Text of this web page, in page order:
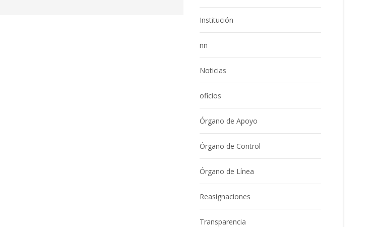
Institución
nn
Noticias
oficios
Órgano de Apoyo
Órgano de Control
Órgano de Línea
Reasignaciones
Transparencia